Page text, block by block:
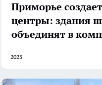
Приморье
центры: здания
объединят в
2025